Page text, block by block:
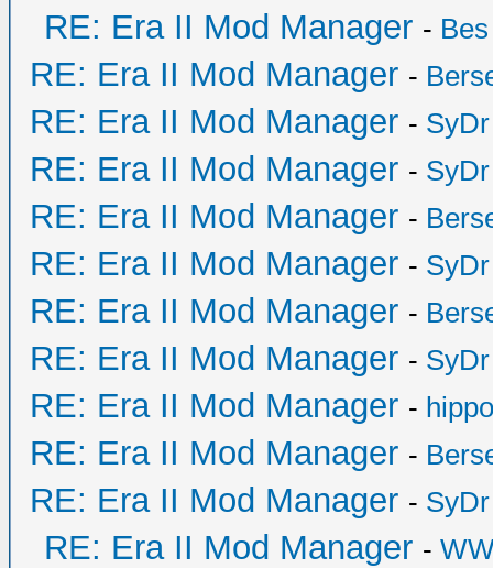
RE: Era II Mod Manager - Bes
RE: Era II Mod Manager -
RE: Era II Mod Manager - SyDr
RE: Era II Mod Manager - SyDr
RE: Era II Mod Manager -
RE: Era II Mod Manager - SyDr
RE: Era II Mod Manager -
RE: Era II Mod Manager - SyDr
RE: Era II Mod Manager -
RE: Era II Mod Manager -
RE: Era II Mod Manager - SyDr
RE: Era II Mod Manager -